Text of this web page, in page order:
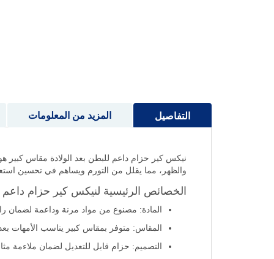
التفاصيل
نيكس كير حزام داعم للبطن بعد الولادة مقاس كبير
والظهر، مما يقلل من التورم ويساهم في تحسين
الخصائص الرئيسية لنيكس كير حزام داعم
المادة: مصنوع من مواد مرنة وداعمة لضمان
المقاس: متوفر بمقاس كبير يناسب الأمهات بعد
التصميم: حزام قابل للتعديل لضمان ملاءمة
المزيد من المعلومات